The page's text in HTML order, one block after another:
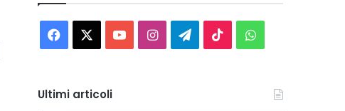
Facebook You InstagramTelegram
TikTokWhatsApp
Ultimi articoli